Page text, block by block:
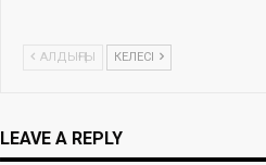
АЛДЫҢҒЫ КЕЛЕСІ
LEAVE A REPLY